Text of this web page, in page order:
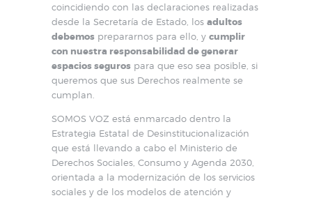
coincidiendo con las declaraciones realizadas
desde la Secretaría de Estado, los adultos
debemos prepararnos para ello, y cumplir
con nuestra responsabilidad de generar
espacios seguros para que eso sea posible, si
queremos que sus Derechos realmente se
cumplan.
SOMOS VOZ está enmarcado dentro la
Estrategia Estatal de Desinstitucionalización
que está llevando a cabo el Ministerio de
Derechos Sociales, Consumo y Agenda 2030,
orientada a la modernización de los servicios
sociales y de los modelos de atención y